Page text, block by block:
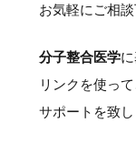
お気軽にご相談
分子整合医学
リンクを使っ
サポートを致し